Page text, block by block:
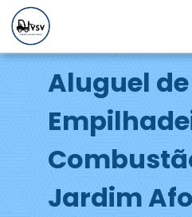
Aluguel de
Jardim